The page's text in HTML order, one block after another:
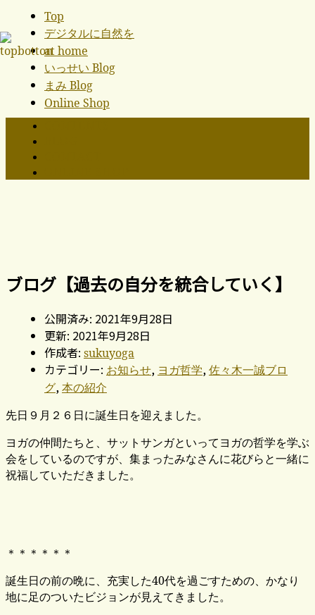
Top
デジタルに自然を
at home
いっせい Blog
まみ Blog
Online Shop
ブログ【過去の自分を統合していく】
公開済み: 2021年9月28日
更新: 2021年9月28日
作成者: sukuyoga
カテゴリー: お知らせ, ヨガ哲学,佐々木一誠ブロ
グ,本の紹介
先日９月２６日に誕生日を迎えました。
ヨガの仲間たちと、サットサンガといってヨガの哲学を学ぶ
会をしているのですが、集まったみなさんに花びらと一緒に
祝福していただきました。
＊＊＊＊＊＊
誕生日の前の晩に、充実した40代を過ごすための、かなり
地に足のついたビジョンが見えてきました。